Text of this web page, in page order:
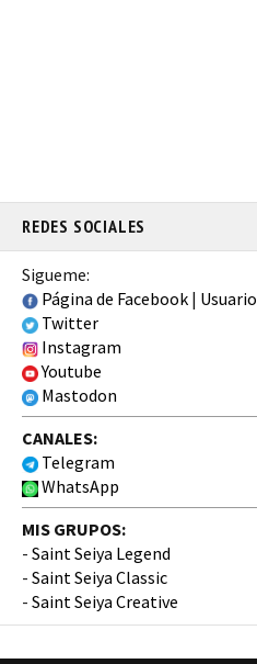
REDES SOCIALES
Sigueme:
Página de Facebook | Usuario
Twitter
Instagram
Youtube
Mastodon
CANALES:
Telegram
WhatsApp
MIS GRUPOS:
- Saint Seiya Legend
- Saint Seiya Classic
- Saint Seiya Creative